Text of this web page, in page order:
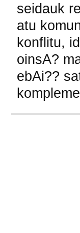
seidauk
atu
konflitu,
oinsA?
ebAi??